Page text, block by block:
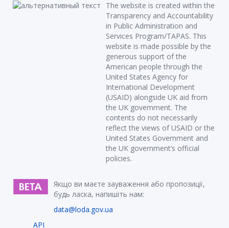
The website is created within the
Transparency and Accountability
in Public Administration and
Services Program/TAPAS. This
website is made possible by the
generous support of the
American people through the
United States Agency for
International Development
(USAID) alongside UK aid from
the UK government. The
contents do not necessarily
reflect the views of USAID or the
United States Government and
the UK government’s official
policies.
Якщо ви маєте зауваження або пропозиції,
будь ласка, напишіть нам:
data@loda.gov.ua
API